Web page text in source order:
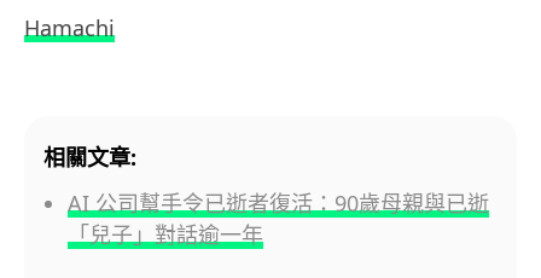
Hamachi
相關文章:
AI 公司幫手令已逝者復活：90歲母親與已逝
「兒子」對話逾一年